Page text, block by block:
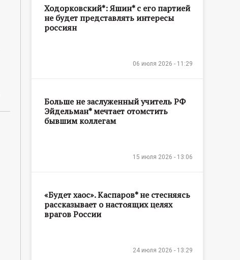
Ходорковский*: Яшин* с его партией
не будет представлять интересы
россиян
06 июля 2026 - 11:29
Больше не заслуженный учитель РФ
Эйдельман* мечтает отомстить
бывшим коллегам
15 июля 2026 - 13:06
«Будет хаос». Каспаров* не стесняясь
рассказывает о настоящих целях
врагов России
24 июля 2026 - 13:29